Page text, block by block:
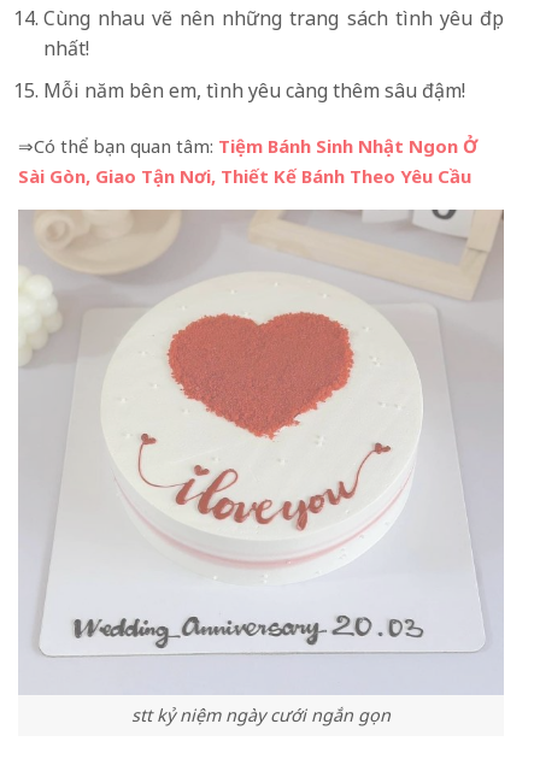
Cùng nhau vẽ nên những trang sách tình yêu đẹp
nhất!
Mỗi năm bên em, tình yêu càng thêm sâu đậm!
⇒Có thể bạn quan tâm: Tiệm Bánh Sinh Nhật Ngon Ở
Sài Gòn, Giao Tận Nơi, Thiết Kế Bánh Theo Yêu Cầu
stt kỷ niệm ngày cưới ngắn gọn